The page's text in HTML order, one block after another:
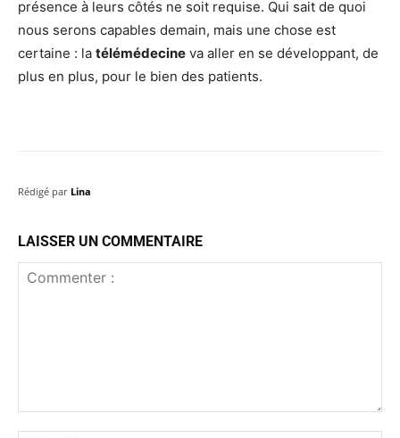
présence à leurs côtés ne soit requise. Qui sait de quoi
nous serons capables demain, mais une chose est
certaine : la télémédecine va aller en se développant, de
plus en plus, pour le bien des patients.
Rédigé par Lina
LAISSER UN COMMENTAIRE